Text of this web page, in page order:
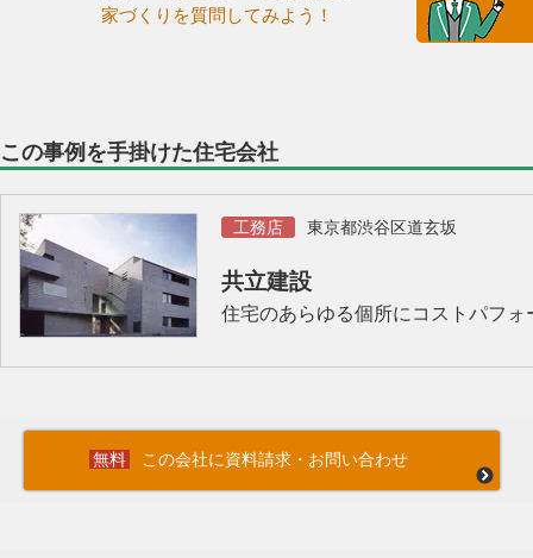
家づくりを質問してみよう！
この事例を手掛けた住宅会社
工務店 東京都渋谷区道玄坂
共立建設
住宅のあらゆる個所にコストパフォ
この会社に資料請求・お問い合わせ